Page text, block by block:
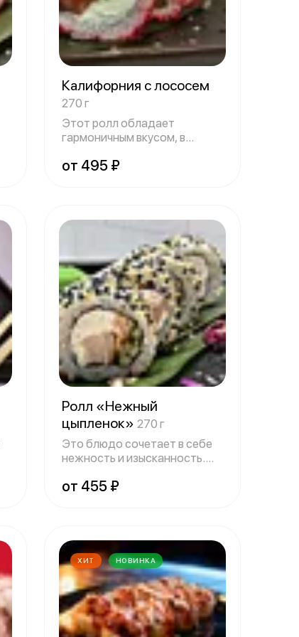
Калифорния с лососем
270 г
Этот ролл обладает
гармоничным вкусом, в
от 495 ₽
Ролл «Нежный
цыпленок» 270 г
Это блюдо сочетает в себе
нежность и изысканность.
от 455 ₽
ХИТ НОВИНКА